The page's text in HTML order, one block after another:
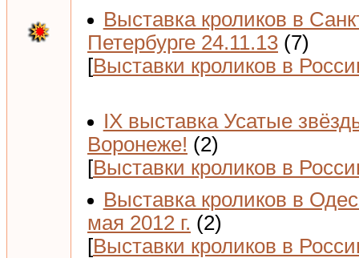
Выставка кроликов в
Петербурге 24.11.13 (7)
[Выставки кроликов в
IX выставка Усатые
Воронеже! (2)
[Выставки кроликов в
Выставка кроликов в
мая 2012 г. (2)
[Выставки кроликов в